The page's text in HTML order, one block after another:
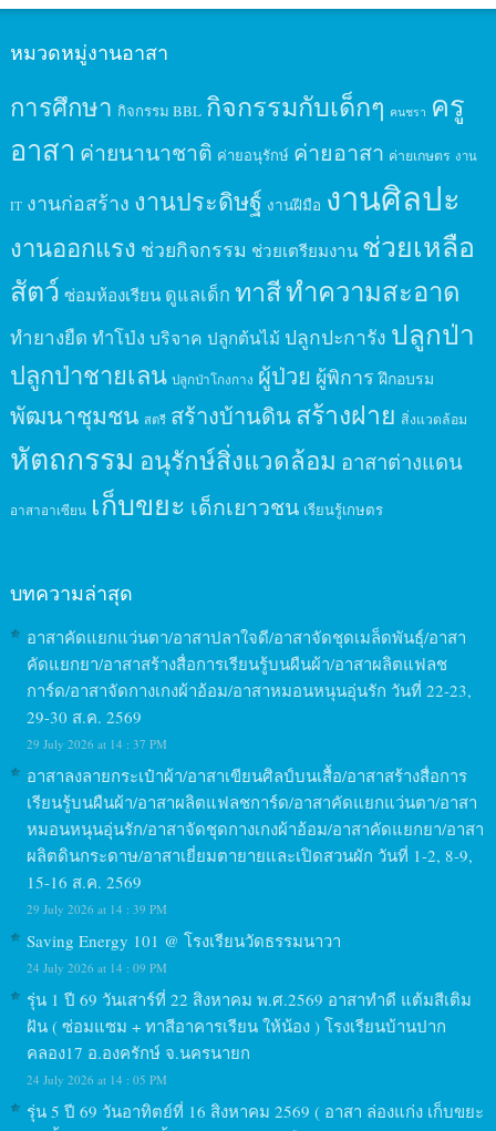
หมวดหมู่งานอาสา
การศึกษา กิจกรรม BBL กิจกรรมกับเด็กๆ คนชรา ครู
อาสา ค่ายนานาชาติ ค่ายอนุรักษ์ ค่ายอาสา ค่ายเกษตร งาน
IT งานก่อสร้าง งานประดิษฐ์ งานฝีมือ งานศิลปะ
งานออกแรง ช่วยกิจกรรม ช่วยเตรียมงาน ช่วยเหลือ
สัตว์ ซ่อมห้องเรียน ดูแลเด็ก ทาสีทำความสะอาด
ทำยางยืด ทำโป่ง บริจาค ปลูกต้นไม้ ปลูกปะการัง ปลูกป่า
ปลูกป่าชายเลน ปลูกป่าโกงกาง ผู้ป่วย ผู้พิการ ฝึกอบรม
พัฒนาชุมชน สตรี สร้างบ้านดินสร้างฝาย สิ่งแวดล้อม
หัตถกรรม อนุรักษ์สิ่งแวดล้อม อาสาต่างแดน
อาสาอาเซียน เก็บขยะ เด็กเยาวชน เรียนรู้เกษตร
บทความล่าสุด
อาสาคัดแยกแว่นตา/อาสาปลาใจดี/อาสาจัดชุดเมล็ดพันธุ์/อาสา
คัดแยกยา/อาสาสร้างสื่อการเรียนรู้บนผืนผ้า/อาสาผลิตแฟลช
การ์ด/อาสาจัดกางเกงผ้าอ้อม/อาสาหมอนหนุนอุ่นรัก วันที่ 22-23,
29-30 ส.ค. 2569
29 July 2026 at 14 : 37 PM
อาสาลงลายกระเป๋าผ้า/อาสาเขียนศิลป์บนเสื้อ/อาสาสร้างสื่อการ
เรียนรู้บนผืนผ้า/อาสาผลิตแฟลชการ์ด/อาสาคัดแยกแว่นตา/อาสา
หมอนหนุนอุ่นรัก/อาสาจัดชุดกางเกงผ้าอ้อม/อาสาคัดแยกยา/อาสา
ผลิตดินกระดาษ/อาสาเยี่ยมตายายและเปิดสวนผัก วันที่ 1-2, 8-9,
15-16 ส.ค. 2569
29 July 2026 at 14 : 39 PM
Saving Energy 101 @ โรงเรียนวัดธรรมนาวา
24 July 2026 at 14 : 09 PM
รุ่น 1 ปี 69 วันเสาร์ที่ 22 สิงหาคม พ.ศ.2569 อาสาทำดี แต้มสีเติม
ฝัน ( ซ่อมแซม + ทาสีอาคารเรียน ให้น้อง ) โรงเรียนบ้านปาก
คลอง17 อ.องครักษ์ จ.นครนายก
24 July 2026 at 14 : 05 PM
รุ่น 5 ปี 69 วันอาทิตย์ที่ 16 สิงหาคม 2569 ( อาสา ล่องแก่ง เก็บขยะ